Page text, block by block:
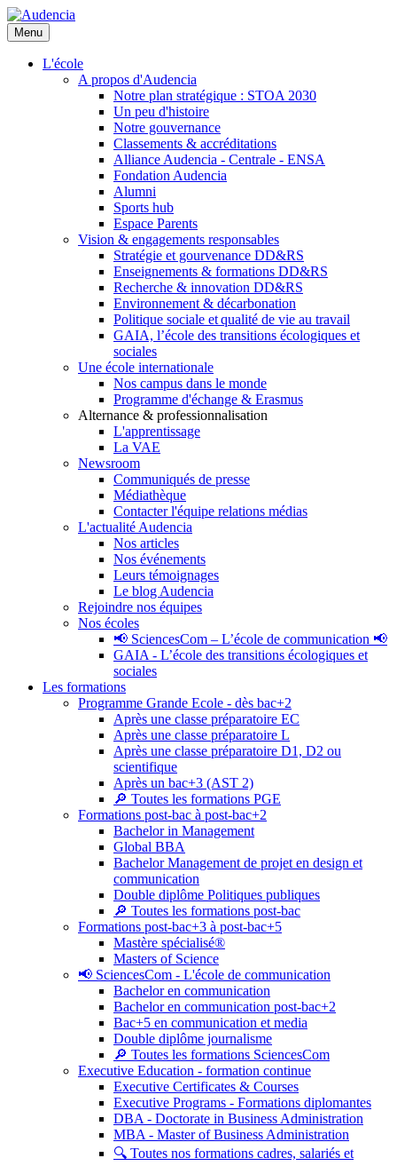
Aller
au
contenu
principal
Menu
L'école
A propos d'Audencia
Notre plan stratégique : STOA 2030
Un peu d'histoire
Notre gouvernance
Classements & accréditations
Alliance Audencia - Centrale - ENSA
Fondation Audencia
Alumni
Sports hub
Espace Parents
Vision & engagements responsables
Stratégie et gourvenance DD&RS
Enseignements & formations DD&RS
Recherche & innovation DD&RS
Environnement & décarbonation
Politique sociale et qualité de vie au travail
GAIA, l’école des transitions écologiques et
sociales
Une école internationale
Nos campus dans le monde
Programme d'échange & Erasmus
Alternance & professionnalisation
L'apprentissage
La VAE
Newsroom
Communiqués de presse
Médiathèque
Contacter l'équipe relations médias
L'actualité Audencia
Nos articles
Nos événements
Leurs témoignages
Le blog Audencia
Rejoindre nos équipes
Nos écoles
📢 SciencesCom – L’école de communication 📢
GAIA - L’école des transitions écologiques et
sociales
Les formations
Programme Grande Ecole - dès bac+2
Après une classe préparatoire EC
Après une classe préparatoire L
Après une classe préparatoire D1, D2 ou
scientifique
Après un bac+3 (AST 2)
🔎 Toutes les formations PGE
Formations post-bac à post-bac+2
Bachelor in Management
Global BBA
Bachelor Management de projet en design et
communication
Double diplôme Politiques publiques
🔎 Toutes les formations post-bac
Formations post-bac+3 à post-bac+5
Mastère spécialisé®
Masters of Science
📢 SciencesCom - L'école de communication
Bachelor en communication
Bachelor en communication post-bac+2
Bac+5 en communication et media
Double diplôme journalisme
🔎 Toutes les formations SciencesCom
Executive Education - formation continue
Executive Certificates & Courses
Executive Programs - Formations diplomantes
DBA - Doctorate in Business Administration
MBA - Master of Business Administration
🔍 Toutes nos formations cadres, salariés et